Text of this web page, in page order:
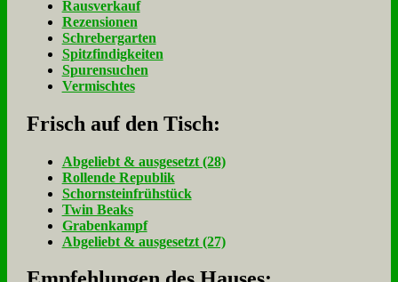
Rausverkauf
Rezensionen
Schrebergarten
Spitzfindigkeiten
Spurensuchen
Vermischtes
Frisch auf den Tisch:
Ab­ge­liebt & aus­ge­setzt (28)
Rol­len­de Re­pu­blik
Schorn­stein­früh­stück
Twin Beaks
Gra­ben­kampf
Ab­ge­liebt & aus­ge­setzt (27)